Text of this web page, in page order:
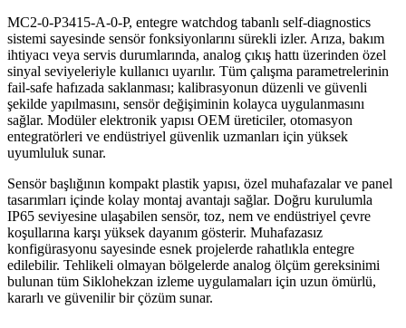
MC2-0-P3415-A-0-P, entegre watchdog tabanlı self-diagnostics
sistemi sayesinde sensör fonksiyonlarını sürekli izler. Arıza, bakım
ihtiyacı veya servis durumlarında, analog çıkış hattı üzerinden özel
sinyal seviyeleriyle kullanıcı uyarılır. Tüm çalışma parametrelerinin
fail-safe hafızada saklanması; kalibrasyonun düzenli ve güvenli
şekilde yapılmasını, sensör değişiminin kolayca uygulanmasını
sağlar. Modüler elektronik yapısı OEM üreticiler, otomasyon
entegratörleri ve endüstriyel güvenlik uzmanları için yüksek
uyumluluk sunar.
Sensör başlığının kompakt plastik yapısı, özel muhafazalar ve panel
tasarımları içinde kolay montaj avantajı sağlar. Doğru kurulumla
IP65 seviyesine ulaşabilen sensör, toz, nem ve endüstriyel çevre
koşullarına karşı yüksek dayanım gösterir. Muhafazasız
konfigürasyonu sayesinde esnek projelerde rahatlıkla entegre
edilebilir. Tehlikeli olmayan bölgelerde analog ölçüm gereksinimi
bulunan tüm Siklohekzan izleme uygulamaları için uzun ömürlü,
kararlı ve güvenilir bir çözüm sunar.